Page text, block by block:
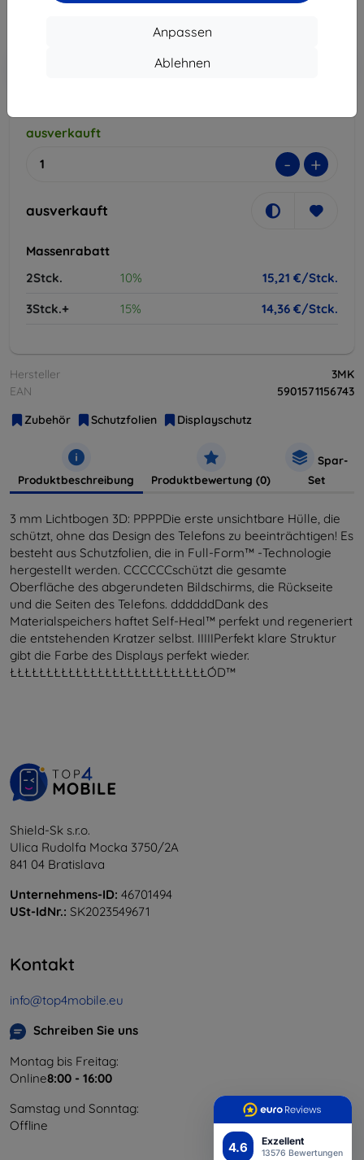
4.6 Exzellent
13576 Bewertungen
Anpassen
Ablehnen
Rabatt mit Gutschein
ausverkauft
- +
ausverkauft
Massenrabatt
2Stck.
10%
15,21 €/Stck.
3Stck.+
15% 14,36 €/Stck.
Hersteller
3MK
EAN
5901571156743
Zubehör
Schutzfolien Displayschutz
Produktbeschreibung Produktbewertung (0)
Spar-
Set
3 mm Lichtbogen 3D: PPPPDie erste unsichtbare Hülle, die
schützt, ohne das Design des Telefons zu beeinträchtigen! Es
besteht aus Schutzfolien, die in Full-Form™ -Technologie
hergestellt werden. CCCCCCschützt die gesamte
Oberfläche des abgerundeten Bildschirms, die Rückseite
und die Seiten des Telefons. ddddddDank des
Materialspeichers haftet Self-Heal™ perfekt und regeneriert
die entstehenden Kratzer selbst. IIIIIPerfekt klare Struktur
gibt die Farbe des Displays perfekt wieder.
ŁŁŁŁŁŁŁŁŁŁŁŁŁŁŁŁŁŁŁŁŁŁŁŁŁŁŁÓD™
Shield-Sk s.r.o.
Ulica Rudolfa Mocka 3750/2A
841 04 Bratislava
Unternehmens-ID: 46701494
USt-IdNr.: SK2023549671
Kontakt
info@top4mobile.eu
Schreiben Sie uns
Montag bis Freitag:
Online8:00 - 16:00
Samstag und Sonntag:
Offline